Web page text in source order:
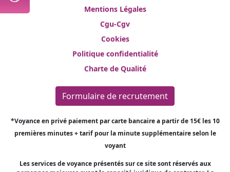
Mentions Légales
Cgu-Cgv
Cookies
Politique confidentialité
Charte de Qualité
Formulaire de recrutement
*Voyance en privé paiement par carte bancaire a partir de 15€ les 10
premières minutes + tarif pour la minute supplémentaire selon le
voyant
Les services de voyance présentés sur ce site sont réservés aux